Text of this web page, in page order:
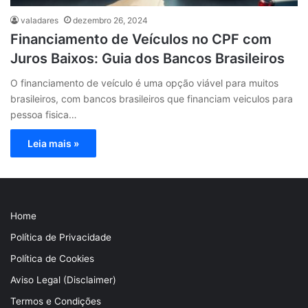
valadares dezembro 26, 2024
Financiamento de Veículos no CPF com
Juros Baixos: Guia dos Bancos Brasileiros
O financiamento de veículo é uma opção viável para muitos
brasileiros, com bancos brasileiros que financiam veiculos para
pessoa fisica…
Leia mais »
Home
Política de Privacidade
Política de Cookies
Aviso Legal (Disclaimer)
Termos e Condições